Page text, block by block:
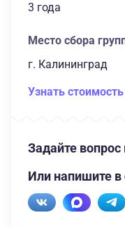
3 года
Место сбора
г. Калининград
Узнать
Задайте вопрос
Или напишите